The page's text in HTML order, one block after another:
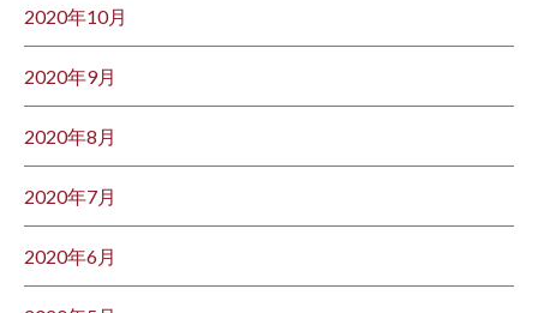
2020年10月
2020年9月
2020年8月
2020年7月
2020年6月